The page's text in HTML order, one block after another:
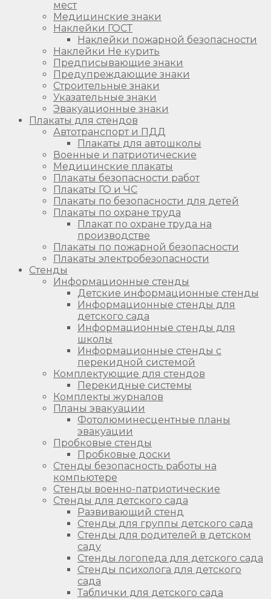
мест
Медицинские знаки
Наклейки ГОСТ
Наклейки пожарной безопасности
Наклейки Не курить
Предписывающие знаки
Предупреждающие знаки
Строительные знаки
Указательные знаки
Эвакуационные знаки
Плакаты для стендов
Автотранспорт и ПДД
Плакаты для автошколы
Военные и патриотические
Медицинские плакаты
Плакаты безопасности работ
Плакаты ГО и ЧС
Плакаты по безопасности для детей
Плакаты по охране труда
Плакат по охране труда на
производстве
Плакаты по пожарной безопасности
Плакаты электробезопасности
Стенды
Информационные стенды
Детские информационные стенды
Информационные стенды для
детского сада
Информационные стенды для
школы
Информационные стенды с
перекидной системой
Комплектующие для стендов
Перекидные системы
Комплекты журналов
Планы эвакуации
Фотолюминесцентные планы
эвакуации
Пробковые стенды
Пробковые доски
Стенды безопасность работы на
компьютере
Стенды военно-патриотические
Стенды для детского сада
Развивающий стенд
Стенды для группы детского сада
Стенды для родителей в детском
саду
Стенды логопеда для детского сада
Стенды психолога для детского
сада
Таблички для детского сада